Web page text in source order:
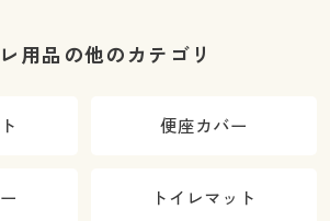
用品の他のカテゴリ
便座カバー
トイレマット